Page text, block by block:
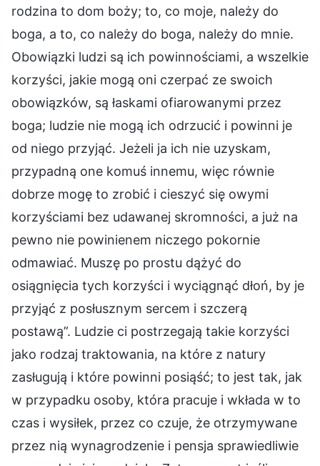
rodzina to dom boży; to, co moje, należy do
boga, a to, co należy do boga, należy do mnie.
Obowiązki ludzi są ich powinnościami, a wszelkie
korzyści, jakie mogą oni czerpać ze swoich
obowiązków, są łaskami ofiarowanymi przez
boga; ludzie nie mogą ich odrzucić i powinni je
od niego przyjąć. Jeżeli ja ich nie uzyskam,
przypadną one komuś innemu, więc równie
dobrze mogę to zrobić i cieszyć się owymi
korzyściami bez udawanej skromności, a już na
pewno nie powinienem niczego pokornie
odmawiać. Muszę po prostu dążyć do
osiągnięcia tych korzyści i wyciągnąć dłoń, by je
przyjąć z posłusznym sercem i szczerą
postawą”. Ludzie ci postrzegają takie korzyści
jako rodzaj traktowania, na które z natury
zasługują i które powinni posiąść; to jest tak, jak
w przypadku osoby, która pracuje i wkłada w to
czas i wysiłek, przez co czuje, że otrzymywane
przez nią wynagrodzenie i pensja sprawiedliwie